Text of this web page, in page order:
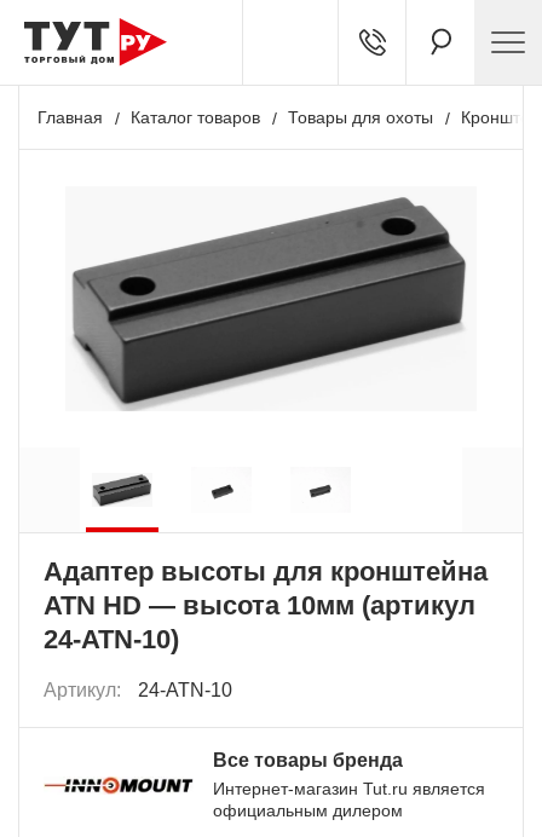
Главная Каталог товаров Товары для охоты
Адаптер высоты для кронштейна
ATN HD — высота 10мм (артикул
24-ATN-10)
Артикул: 24-ATN-10
Все товары бренда
Интернет-магазин Tut.ru является
официальным дилером